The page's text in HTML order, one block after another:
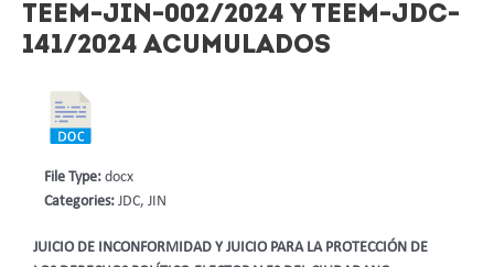
TEEM-JIN-002/2024 Y TEEM-JDC-
141/2024 ACUMULADOS
JUICIO DE INCONFORMIDAD Y JUICIO PARA LA PROTECCIÓN DE
File Type: docx
Categories: JDC, JIN